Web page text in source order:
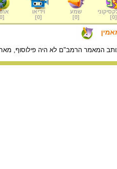
[
0
]
שמע
[
0
]
וידיאו
[
0
]
[
המאמר הרמב"ם לא היה פילוסוף,